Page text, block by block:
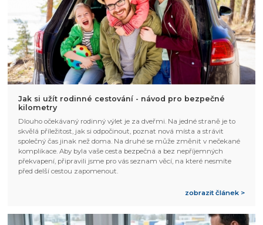
Jak si užít rodinné cestování - návod pro bezpečné
kilometry
Dlouho očekávaný rodinný výlet je za dveřmi. Na jedné straně je to
skvělá příležitost, jak si odpočinout, poznat nová místa a strávit
společný čas jinak než doma. Na druhé se může změnit v nečekané
komplikace. Aby byla vaše cesta bezpečná a bez nepříjemných
překvapení, připravili jsme pro vás seznam věcí, na které nesmíte
před delší cestou zapomenout.
zobrazit článek >